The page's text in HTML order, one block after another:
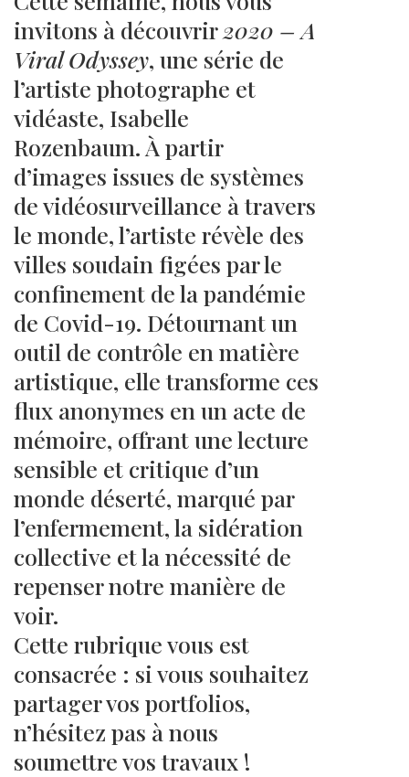
invitons à découvrir2020 – A
Viral Odyssey, une série de
l’artiste photographe et
vidéaste, Isabelle
Rozenbaum. À partir
d’images issues de systèmes
de vidéosurveillance à travers
le monde, l’artiste révèle des
villes soudain figées par le
confinement de la pandémie
de Covid-19. Détournant un
outil de contrôle en matière
artistique, elle transforme ces
flux anonymes en un acte de
mémoire, offrant une lecture
sensible et critique d’un
monde déserté, marqué par
l’enfermement, la sidération
collective et la nécessité de
repenser notre manière de
voir.
Cette rubrique vous est
consacrée : si vous souhaitez
partager vos portfolios,
n’hésitez pas à nous
soumettre vos travaux !